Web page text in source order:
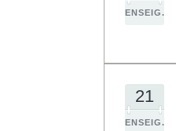
ENSEIG.
21
ENSEIG.